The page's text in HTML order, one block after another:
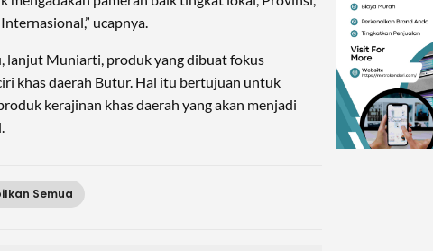
ucapnya.
lanjut Muniarti, produk yang dibuat fokus
khas daerah Butur. Hal itu bertujuan untuk
kerajinan khas daerah yang akan menjadi
Semua